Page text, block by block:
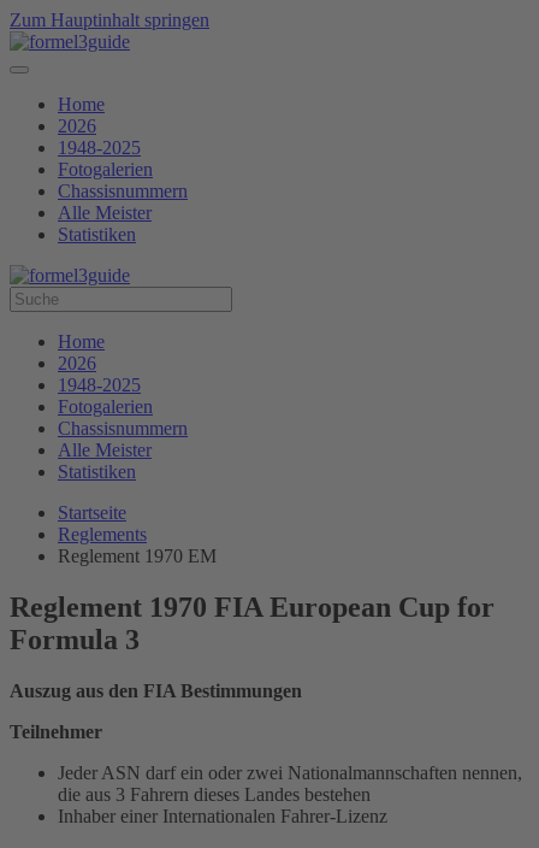
Zum Hauptinhalt springen
Home
2026
1948-2025
Fotogalerien
Chassisnummern
Alle Meister
Statistiken
Home
2026
1948-2025
Fotogalerien
Chassisnummern
Alle Meister
Statistiken
Startseite
Reglements
Reglement 1970 EM
Reglement 1970 FIA European Cup for
Formula 3
Auszug aus den FIA Bestimmungen
Teilnehmer
Jeder ASN darf ein oder zwei Nationalmannschaften nennen,
die aus 3 Fahrern dieses Landes bestehen
Inhaber einer Internationalen Fahrer-Lizenz